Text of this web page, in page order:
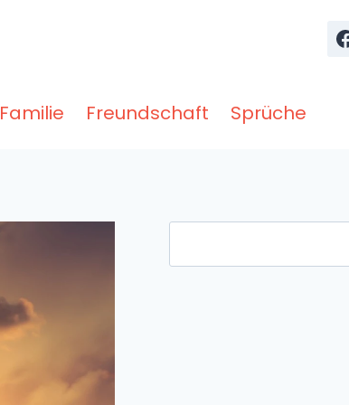
Familie Freundschaft Sprüche